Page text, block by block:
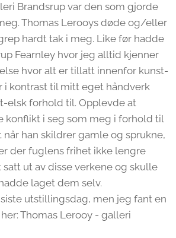
Brandsrup var den som gjorde
Thomas Lerooys døde og/eller
hardt tak i meg. Like før hadde
Fearnley hvor jeg alltid kjenner
hvor alt er tillatt innenfor kunst-
i kontrast til mitt eget håndverk
elsk forhold til. Opplevde at
konflikt i seg som meg i forhold til
han skildrer gamle og sprukne,
der fuglens frihet ikke lengre
satt ut av disse verkene og skulle
laget dem selv.
utstillingsdag, men jeg fant en
Thomas Lerooy - galleri